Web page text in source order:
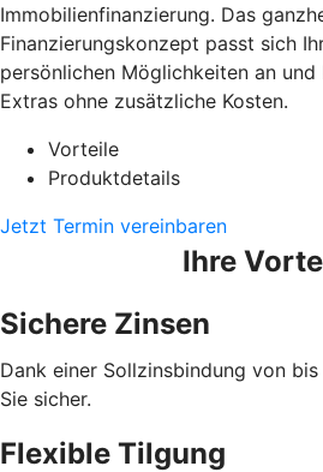
Immobilienfinanzierung. Das
Finanzierungskonzept passt sich
persönlichen Möglichkeiten an
Extras ohne zusätzliche Kosten.
Vorteile
Produktdetails
Jetzt Termin vereinbaren
Ihre
Sichere Zinsen
Dank einer Sollzinsbindung von
Sie sicher.
Flexible Tilgung